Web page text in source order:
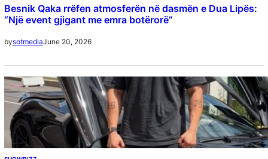
Besnik Qaka rrëfen atmosferën në dasmën e Dua Lipës:
“Një event gjigant me emra botërorë”
bysotmediaJune 20, 2026